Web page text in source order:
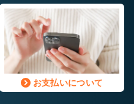
お支払いについて